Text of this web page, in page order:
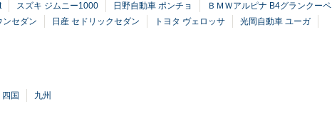
スズキ ジムニー1000 日野自動車 ポンチョ
ＢＭＷアルピナ B4グランクーペ
ンセダン 日産 セドリックセダン トヨタ ヴェロッサ
光岡自動車 ユーガ
四国 九州